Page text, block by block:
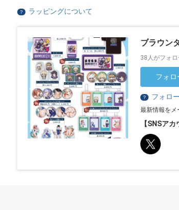
？ ラッピングについて
ブラウン
38人がフォロ
フォロ
？ フォロ
最新情報をメ
【SNSアカ